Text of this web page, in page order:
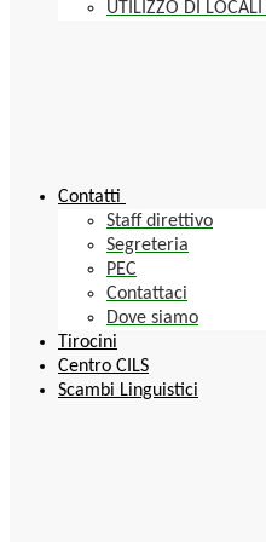
UTILIZZO DI LOCALI
Contatti
Staff direttivo
Segreteria
PEC
Contattaci
Dove siamo
Tirocini
Centro CILS
Scambi Linguistici